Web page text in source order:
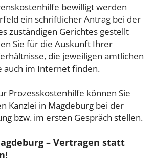
bewilligt werden
ein schriftlicher Antrag bei der
zuständigen Gerichtes gestellt
Sie für die Auskunft Ihrer
die jeweiligen amtlichen
auch im Internet finden.
Prozesskostenhilfe können Sie
Kanzlei in Magdeburg bei der
bzw. im ersten Gespräch stellen.
– Vertragen statt